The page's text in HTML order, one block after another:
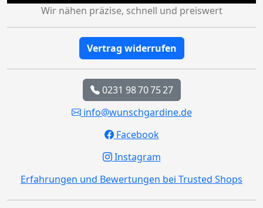
Wir nähen präzise, schnell und preiswert
Vertrag widerrufen
0231 98 70 75 27
info@wunschgardine.de
Facebook
Instagram
Erfahrungen und Bewertungen bei Trusted Shops